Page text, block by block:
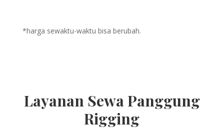
*harga sewaktu-waktu bisa berubah.
Layanan Sewa Panggung
Rigging